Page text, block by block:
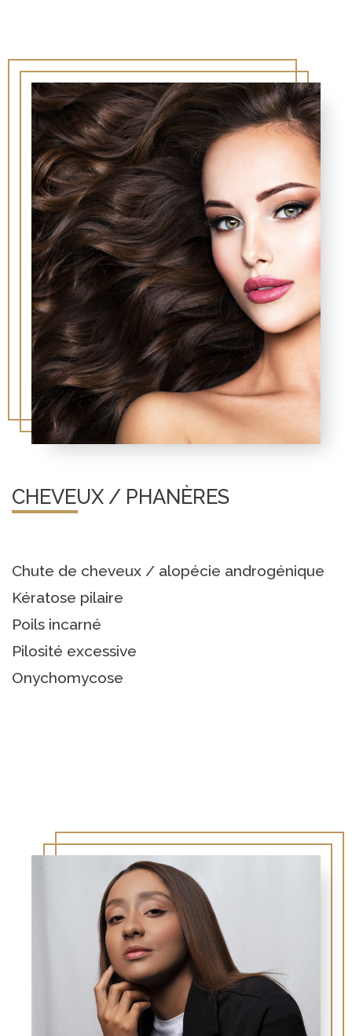
CHEVEUX / PHANÈRES
Chute de cheveux / alopécie androgénique
Kératose pilaire
Poils incarné
Pilosité excessive
Onychomycose